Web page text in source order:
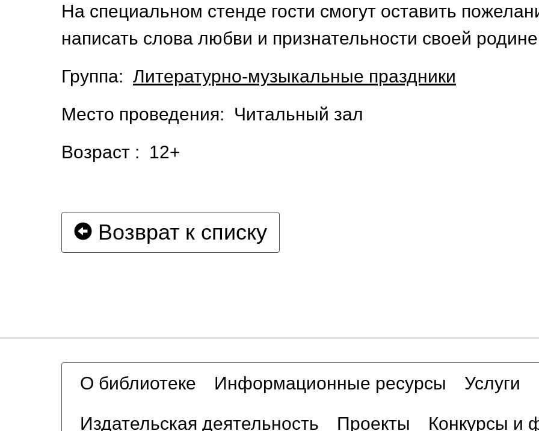
На специальном стенде гости смогут оставить
написать слова любви и признательности своей
Группа: Литературно-музыкальные праздники
Место проведения: Читальный зал
Возраст : 12+
Возврат к списку
О библиотеке Информационные ресурсы Услуги
Издательская деятельность Проекты Конкурсы и